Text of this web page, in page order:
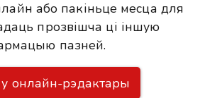
або пакіньце месца для
прозвішча ці іншую
пазней.
онлайн-рэдактары